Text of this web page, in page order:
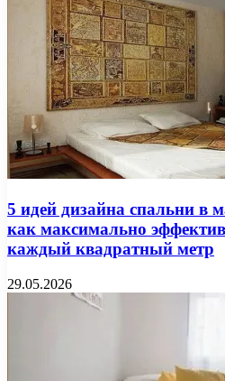
5 идей дизайна спальни в
как максимально
каждый квадратный метр
29.05.2026